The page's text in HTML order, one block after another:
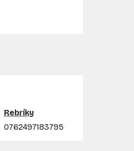
Rebríky
0762497183795